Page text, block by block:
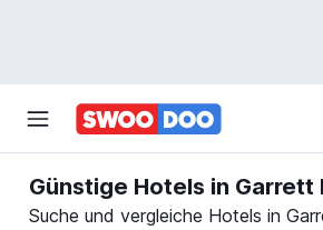
Günstige Hotels in Garrett
Suche und vergleiche Hotels in